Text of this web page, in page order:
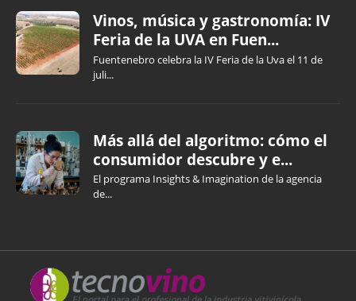
Vinos, música y gastronomía: IV
Feria de la UVA en Fuen...
Fuentenebro celebra la IV Feria de la Uva el 11 de
juli...
Más allá del algoritmo: cómo el
consumidor descubre y e...
El programa Insights & Imagination de la agencia
de...